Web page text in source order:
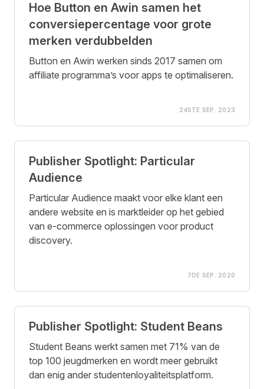
Hoe Button en Awin samen het
conversiepercentage voor grote
merken verdubbelden
Button en Awin werken sinds 2017 samen om
affiliate programma’s voor apps te optimaliseren.
24STE SEP. 2023
Publisher Spotlight: Particular
Audience
Particular Audience maakt voor elke klant een
andere website en is marktleider op het gebied
van e-commerce oplossingen voor product
discovery.
7DE SEP. 2020
Publisher Spotlight: Student Beans
Student Beans werkt samen met 71% van de
top 100 jeugdmerken en wordt meer gebruikt
dan enig ander studentenloyaliteitsplatform.